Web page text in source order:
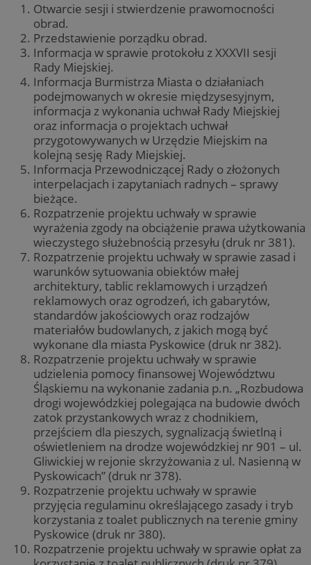
Otwarcie sesji i stwierdzenie prawomocności
obrad.
Przedstawienie porządku obrad.
Informacja w sprawie protokołu z XXXVII sesji
Rady Miejskiej.
Informacja Burmistrza Miasta o działaniach
podejmowanych w okresie międzysesyjnym,
informacja z wykonania uchwał Rady Miejskiej
oraz informacja o projektach uchwał
przygotowywanych w Urzędzie Miejskim na
kolejną sesję Rady Miejskiej.
Informacja Przewodniczącej Rady o złożonych
interpelacjach i zapytaniach radnych – sprawy
bieżące.
Rozpatrzenie projektu uchwały w sprawie
wyrażenia zgody na obciążenie prawa użytkowania
wieczystego służebnością przesyłu (druk nr 381).
Rozpatrzenie projektu uchwały w sprawie zasad i
warunków sytuowania obiektów małej
architektury, tablic reklamowych i urządzeń
reklamowych oraz ogrodzeń, ich gabarytów,
standardów jakościowych oraz rodzajów
materiałów budowlanych, z jakich mogą być
wykonane dla miasta Pyskowice (druk nr 382).
Rozpatrzenie projektu uchwały w sprawie
udzielenia pomocy finansowej Województwu
Śląskiemu na wykonanie zadania p.n. „Rozbudowa
drogi wojewódzkiej polegająca na budowie dwóch
zatok przystankowych wraz z chodnikiem,
przejściem dla pieszych, sygnalizacją świetlną i
oświetleniem na drodze wojewódzkiej nr 901 – ul.
Gliwickiej w rejonie skrzyżowania z ul. Nasienną w
Pyskowicach” (druk nr 378).
Rozpatrzenie projektu uchwały w sprawie
przyjęcia regulaminu określającego zasady i tryb
korzystania z toalet publicznych na terenie gminy
Pyskowice (druk nr 380).
Rozpatrzenie projektu uchwały w sprawie opłat za